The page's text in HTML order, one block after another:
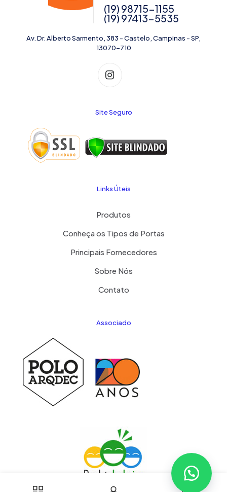
(19) 98715-1155
(19) 97413-5535
Av. Dr. Alberto Sarmento, 383 - Castelo, Campinas - SP,
13070-710
Site Seguro
Links Úteis
Produtos
Conheça os Tipos de Portas
Principais Fornecedores
Sobre Nós
Contato
Associado